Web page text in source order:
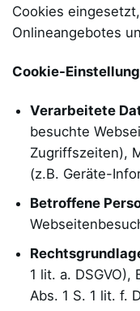
Cookies
Onlineangebotes
Cookie-
Verarbeitete
besuchte
Zugriffszeiten),
(z.B. Geräte-
Betroffene
1 lit. a.
Abs. 1 S. 1 lit. f.